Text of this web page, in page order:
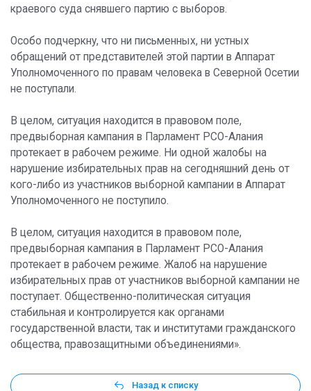
краевого суда снявшего партию с выборов.
Особо подчеркну, что ни письменных, ни устных
обращений от представителей этой партии в Аппарат
Уполномоченного по правам человека в Северной Осетии
не поступали.
В целом, ситуация находится в правовом поле,
предвыборная кампания в Парламент РСО-Алания
протекает в рабочем режиме. Ни одной жалобы на
нарушение избирательных прав на сегодняшний день от
кого-либо из участников выборной кампании в Аппарат
Уполномоченного не поступило.
В целом, ситуация находится в правовом поле,
предвыборная кампания в Парламент РСО-Алания
протекает в рабочем режиме. Жалоб на нарушение
избирательных прав от участников выборной кампании не
поступает. Общественно-политическая ситуация
стабильная и контролируется как органами
государственной власти, так и институтами гражданского
общества, правозащитными объединениями».
Назад к списку